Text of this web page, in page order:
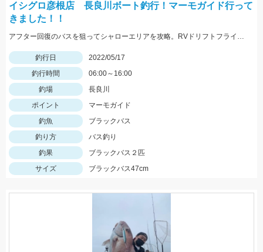
イシグロ彦根店 長良川ボート釣行！マーモガイド行って
きました！！
アフター回復のバスを狙ってシャローエリアを攻略。RVドリフトフライ、フリックシェイク4.8インチでの釣果でした。
釣行日
2022/05/17
釣行時間
06:00～16:00
釣場
長良川
ポイント
マーモガイド
釣魚
ブラックバス
釣り方
バス釣り
釣果
ブラックバス２匹
サイズ
ブラックバス47cm